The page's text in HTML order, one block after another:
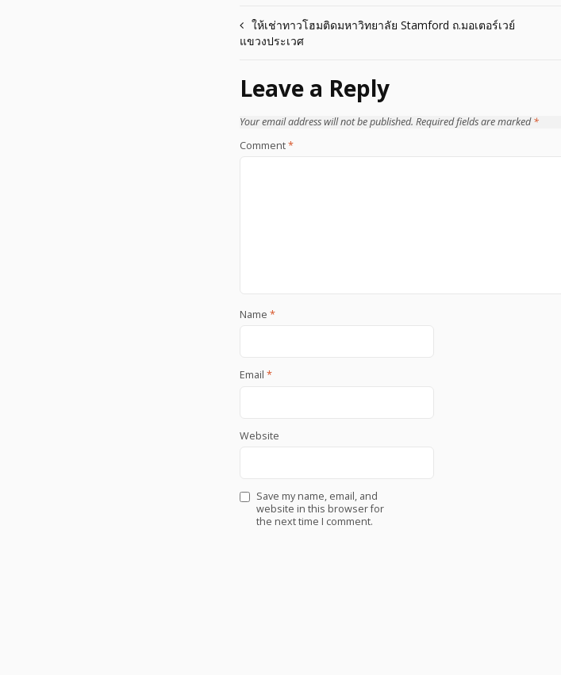
Post
ให้เช่าทาวโฮมติดมหาวิทยาลัย Stamford ถ.มอเตอร์เวย์
แขวงประเวศ
Leave a Reply
Your email address will not be published. Required fields are marked*
Comment*
Name *
Email *
Website
Save my name, email, and
website in this browser for
the next time I comment.